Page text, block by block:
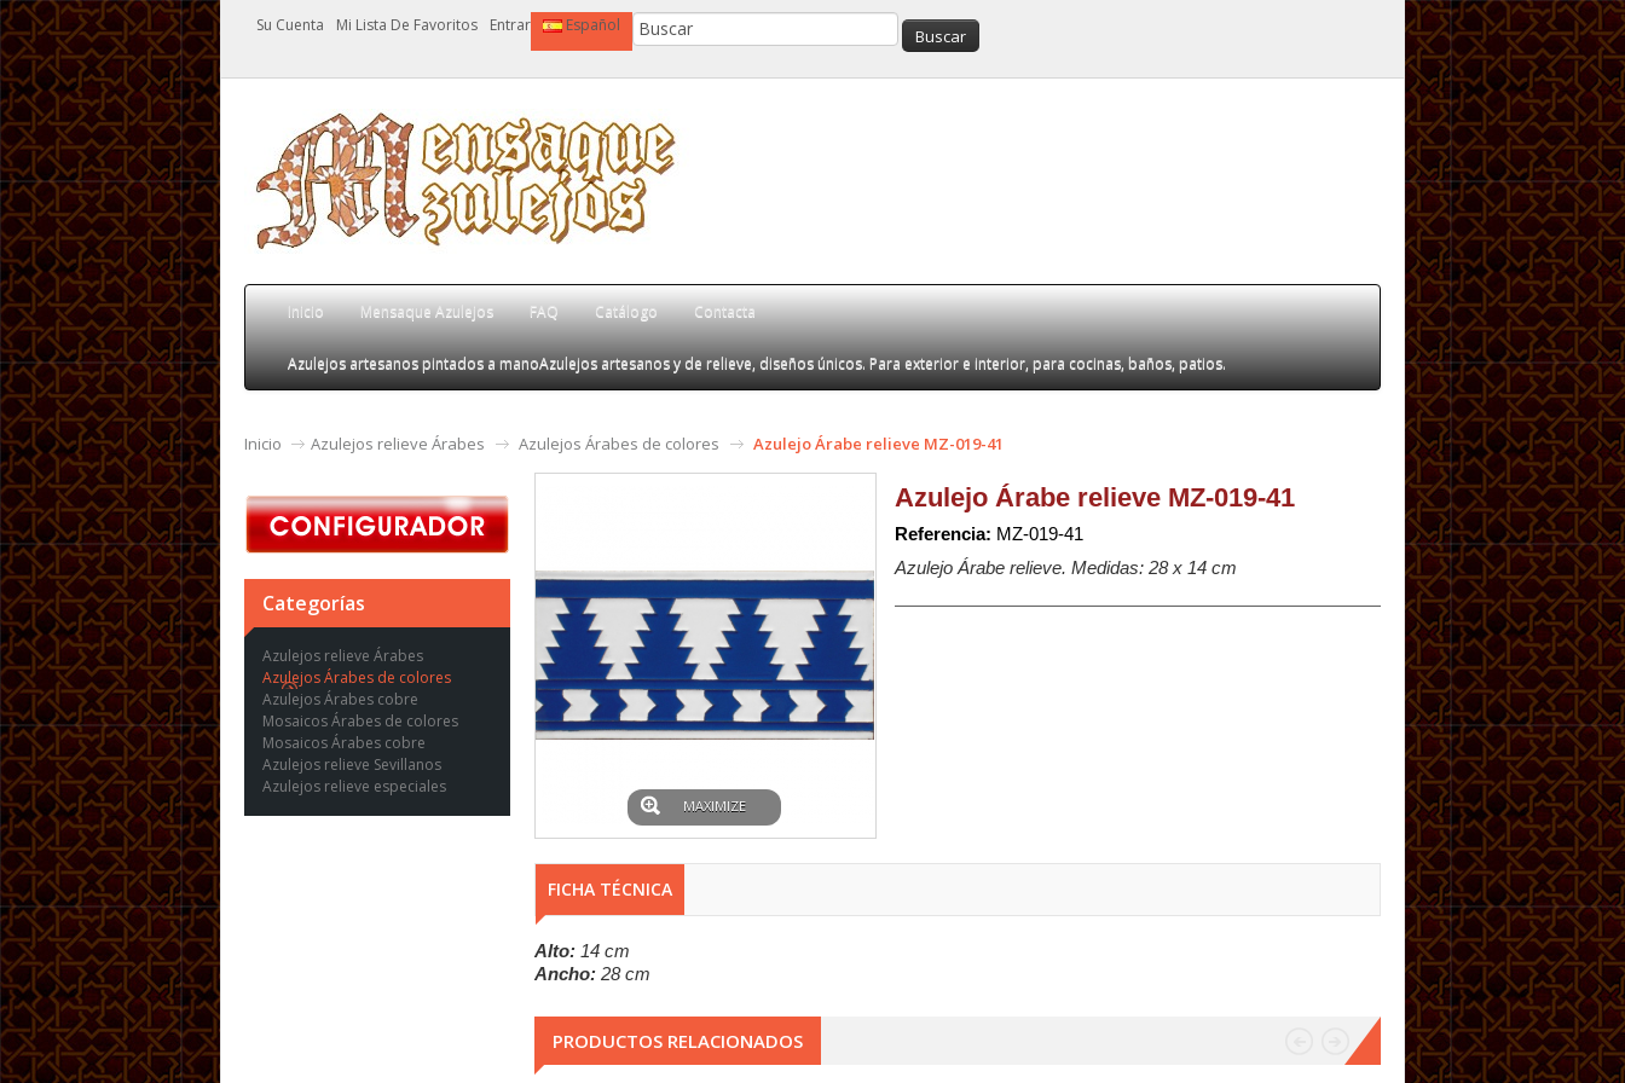
Su Cuenta Mi Lista De Favoritos Entrar Español
Inicio Mensaque Azulejos FAQ Catálogo Contacta
Azulejos artesanos pintados a manoAzulejos artesanos y de relieve, diseños únicos. Para exterior e interior, para cocinas, baños, patios.
Inicio Azulejos relieve Árabes Azulejos Árabes de colores Azulejo Árabe relieve MZ-019-41
Categorías
Azulejos relieve Árabes
Azulejos Árabes de colores
Azulejos Árabes cobre
Mosaicos Árabes de colores
Mosaicos Árabes cobre
Azulejos relieve Sevillanos
Azulejos relieve especiales
MAXIMIZE
Azulejo Árabe relieve MZ-019-41
Referencia: MZ-019-41
Azulejo Árabe relieve. Medidas: 28 x 14 cm
FICHA TÉCNICA
Alto: 14 cm
Ancho: 28 cm
PRODUCTOS RELACIONADOS